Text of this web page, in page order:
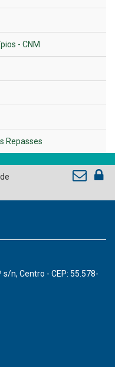
Next
- CNM